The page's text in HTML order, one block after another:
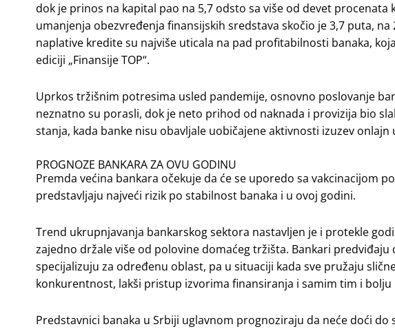
dok je prinos na kapital pao na 5,7 odsto sa više od devet procenata
umanjenja obezvređenja finansijskih sredstava skočio je 3,7 puta,
naplative kredite su najviše uticala na pad profitabilnosti banaka,
ediciji „Finansije TOP“.
Uprkos tržišnim potresima usled pandemije, osnovno poslovanje
neznatno su porasli, dok je neto prihod od naknada i provizija bio
stanja, kada banke nisu obavljale uobičajene aktivnosti izuzev onlajn
PROGNOZE BANKARA ZA OVU GODINU
Premda većina bankara očekuje da će se uporedo sa vakcinacijom
predstavljaju najveći rizik po stabilnost banaka i u ovoj godini.
Trend ukrupnjavanja bankarskog sektora nastavljen je i protekle
zajedno držale više od polovine domaćeg tržišta. Bankari
specijalizuju za određenu oblast, pa u situaciji kada sve pružaju
konkurentnost, lakši pristup izvorima finansiranja i samim tim i bolju
Predstavnici banaka u Srbiji uglavnom prognoziraju da neće doći